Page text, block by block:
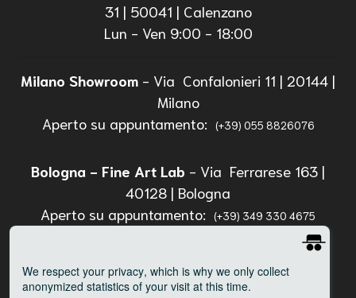
31 | 50041 | Calenzano
Lun - Ven 9:00 - 18:00
Milano Showroom - Via Confalonieri 11 | 20144 |
Milano
Aperto su appuntamento:
(+39) 055 8826076
Bologna - Fine Art Lab - Via Ferrarese 163 |
40128 | Bologna
Aperto su appuntamento:
(+39) 349 330 4675
We respect your privacy, which is why we only collect
anonymized statistics of your visit at this time.